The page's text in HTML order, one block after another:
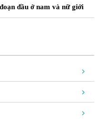
đầu ở nam và nữ giới